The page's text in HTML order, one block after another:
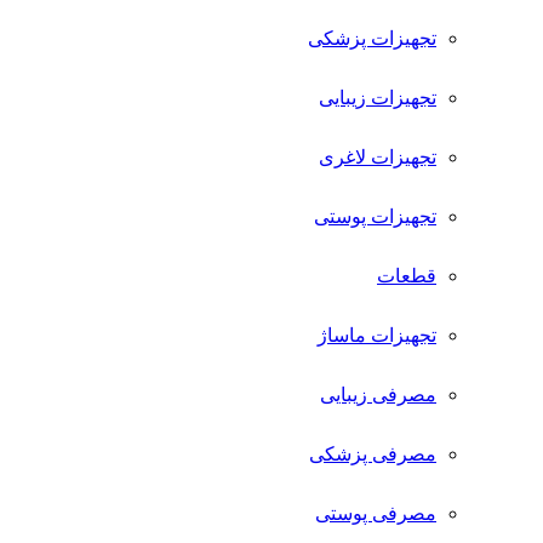
تجهیزات پزشکی
تجهیزات زیبایی
تجهیزات لاغری
تجهیزات پوستی
قطعات
تجهیزات ماساژ
مصرفی زیبایی
مصرفی پزشکی
مصرفی پوستی